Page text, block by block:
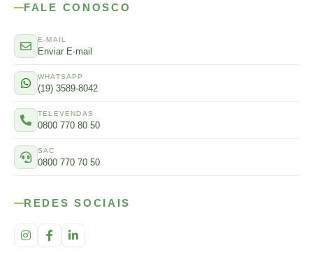
FALE CONOSCO
E-MAIL
Enviar E-mail
WHATSAPP
(19) 3589-8042
TELEVENDAS
0800 770 80 50
SAC
0800 770 70 50
REDES SOCIAIS